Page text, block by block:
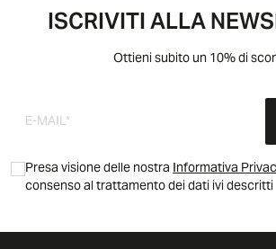
ISCRIVITI ALLA
Ottieni subito un 10% di
Presa visione delle nostraInformativa
consenso al trattamento dei dati ivi descritti